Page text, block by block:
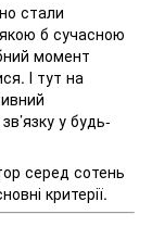
стали
б сучасною
момент
І тут на
у будь-
серед сотень
критерії.